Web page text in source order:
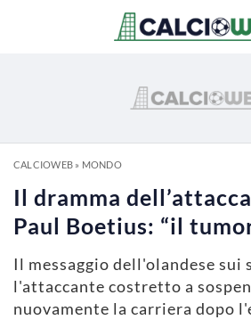
CALCIOWEB» MONDO
Il dramma
Paul Boetius: “il
Il messaggio dell'olandese sui
l'attaccante costretto a
nuovamente la carriera dopo